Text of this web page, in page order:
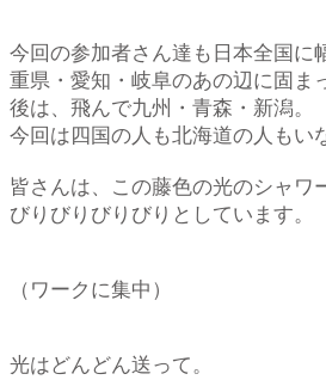
今回の参加者さん達も日本全国に
重県・愛知・岐阜のあの辺に固ま
後は、飛んで九州・青森・新潟。
今回は四国の人も北海道の人もい
皆さんは、この藤色の光のシャワ
びりびりびりびりとしています。
（ワークに集中）
光はどんどん送って。